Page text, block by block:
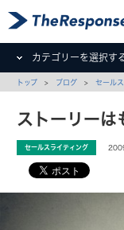
カテゴリーを選択す
トップ > ブログ >セール
ストーリーは
セールスライティング